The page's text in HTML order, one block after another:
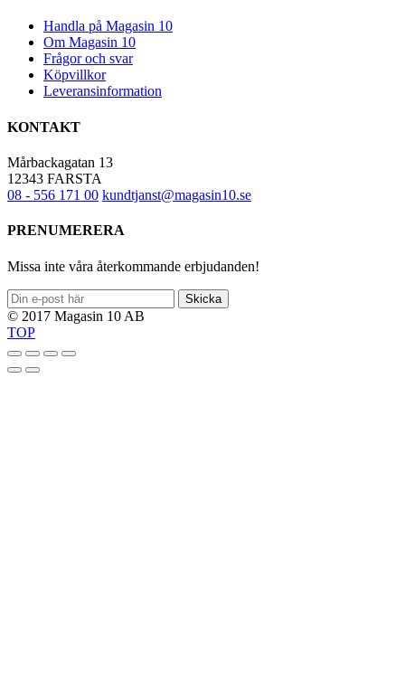
produktsidan
Handla på Magasin 10
Om Magasin 10
Frågor och svar
Köpvillkor
Leveransinformation
KONTAKT
Mårbackagatan 13
12343 FARSTA
08 - 556 171 00 kundtjanst@magasin10.se
PRENUMERERA
Missa inte våra återkommande erbjudanden!
Skicka
© 2017 Magasin 10 AB
TOP